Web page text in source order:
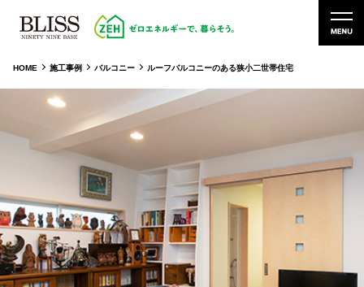
HOME 施工事例 バルコニー ルーフバルコニーのある狭小二世帯住宅